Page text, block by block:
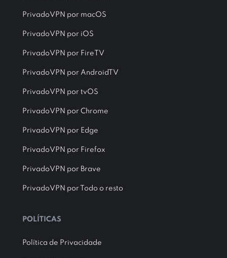
PrivadoVPN por macOS
PrivadoVPN por iOS
PrivadoVPN por FireTV
PrivadoVPN por AndroidTV
PrivadoVPN por tvOS
PrivadoVPN por Chrome
PrivadoVPN por Edge
PrivadoVPN por Firefox
PrivadoVPN por Brave
PrivadoVPN por Todo o resto
POLÍTICAS
Política de Privacidade